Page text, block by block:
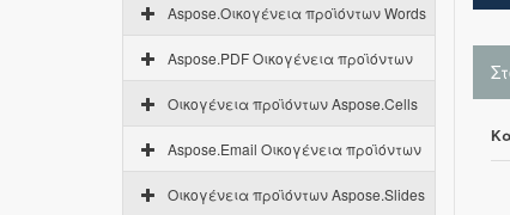
Aspose.Οικογένεια προϊόντων Words
Aspose.PDF Οικογένεια προϊόντων
Οικογένεια προϊόντων Aspose.Cells
Aspose.Email Οικογένεια προϊόντων
Οικογένεια προϊόντων Aspose.Slides